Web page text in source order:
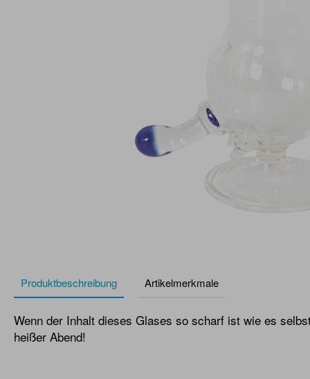
Produktbeschreibung Artikelmerkmale
Wenn der Inhalt dieses Glases so scharf ist wie es
heißer Abend!